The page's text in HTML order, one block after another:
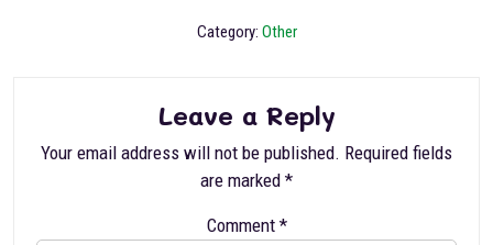
Category: Other
Leave a Reply
Your email address will not be published. Required fields
are marked *
Comment *